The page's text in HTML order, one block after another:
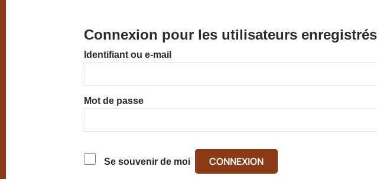
Connexion pour les utilisateurs enregistrés
Identifiant ou e-mail
Mot de passe
Se souvenir de moi